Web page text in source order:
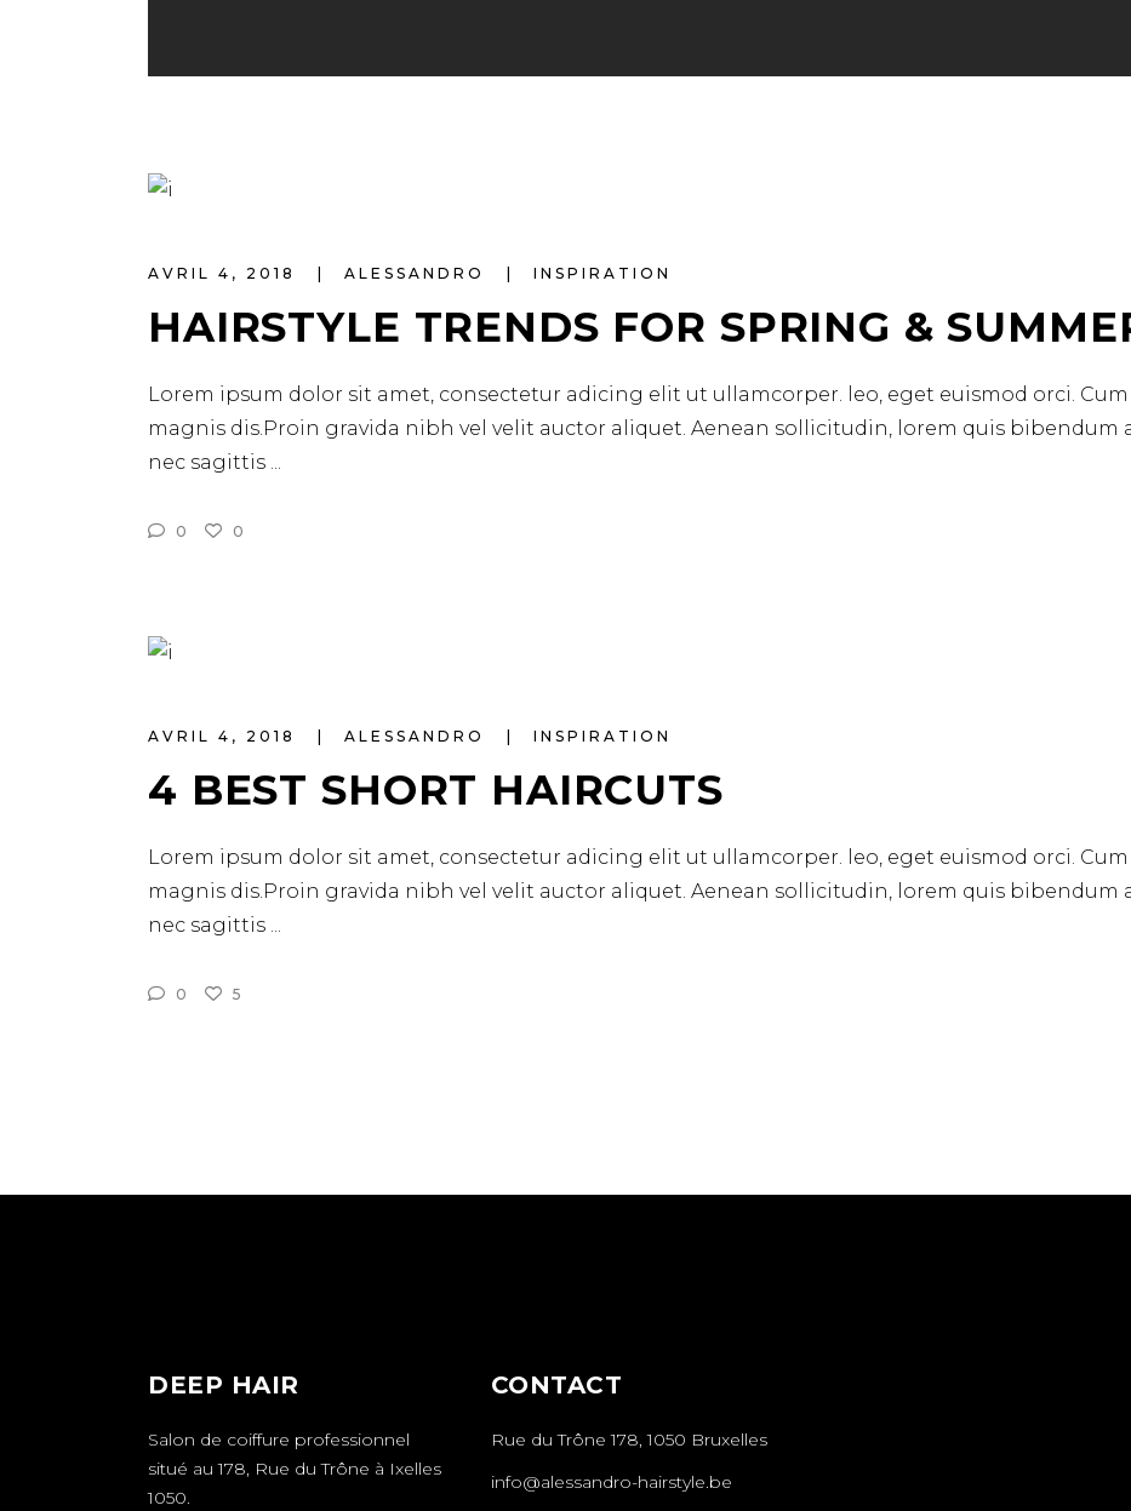
AVRIL 4, 2018 ALESSANDRO INSPIRATION
HAIRSTYLE TRENDS FOR SPRING &
Lorem ipsum dolor sit amet, consectetur adicing elit ut ullamcorper. leo, eget euismod orci.
magnis dis.Proin gravida nibh vel velit auctor aliquet. Aenean sollicitudin, lorem quis bibendum
nec sagittis
0 0
AVRIL 4, 2018 ALESSANDRO INSPIRATION
4 BEST SHORT HAIRCUTS
Lorem ipsum dolor sit amet, consectetur adicing elit ut ullamcorper. leo, eget euismod orci.
magnis dis.Proin gravida nibh vel velit auctor aliquet. Aenean sollicitudin, lorem quis bibendum
nec sagittis
0 5
DEEP HAIR
Salon de coiffure professionnel
situé au 178, Rue du Trône à Ixelles
1050.
CONTACT
Rue du Trône 178, 1050 Bruxelles
info@alessandro-hairstyle.be